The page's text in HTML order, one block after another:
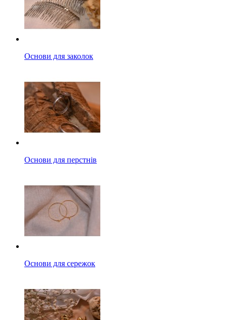
Основи для заколок
Основи для перстнів
Основи для сережок